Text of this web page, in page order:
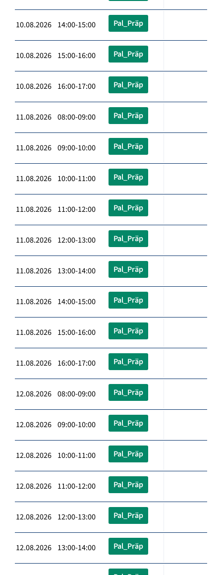
10.08.2026 14:00-15:00 Pal_Präp
10.08.2026 15:00-16:00 Pal_Präp
10.08.2026 16:00-17:00 Pal_Präp
11.08.2026 08:00-09:00 Pal_Präp
11.08.2026 09:00-10:00 Pal_Präp
11.08.2026 10:00-11:00 Pal_Präp
11.08.2026 11:00-12:00 Pal_Präp
11.08.2026 12:00-13:00 Pal_Präp
11.08.2026 13:00-14:00 Pal_Präp
11.08.2026 14:00-15:00 Pal_Präp
11.08.2026 15:00-16:00 Pal_Präp
11.08.2026 16:00-17:00 Pal_Präp
12.08.2026 08:00-09:00 Pal_Präp
12.08.2026 09:00-10:00 Pal_Präp
12.08.2026 10:00-11:00 Pal_Präp
12.08.2026 11:00-12:00 Pal_Präp
12.08.2026 12:00-13:00 Pal_Präp
12.08.2026 13:00-14:00 Pal_Präp